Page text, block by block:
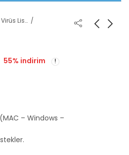
Anti Virüs Lisansları
55% indirim
– Windows –